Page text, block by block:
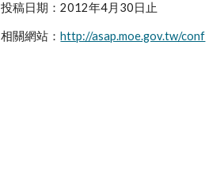
投稿日期：2012年4月30日止
相關網站：http://asap.moe.gov.tw/conf